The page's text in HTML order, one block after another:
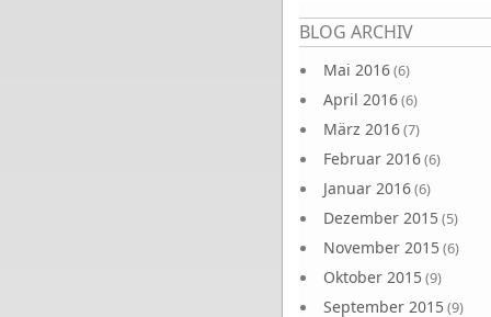
BLOG ARCHIV
Mai 2016(6)
April 2016(6)
März 2016(7)
Februar 2016(6)
Januar 2016(6)
Dezember 2015(5)
November 2015(6)
Oktober 2015(9)
September 2015(9)
Seiten